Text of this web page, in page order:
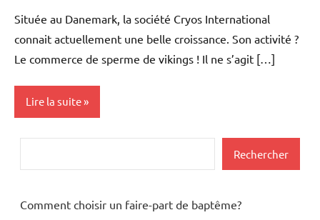
Située au Danemark, la société Cryos International
connait actuellement une belle croissance. Son activité ?
Le commerce de sperme de vikings ! Il ne s’agit […]
Lire la suite
Conception
Rechercher
Comment choisir un faire-part de baptême?